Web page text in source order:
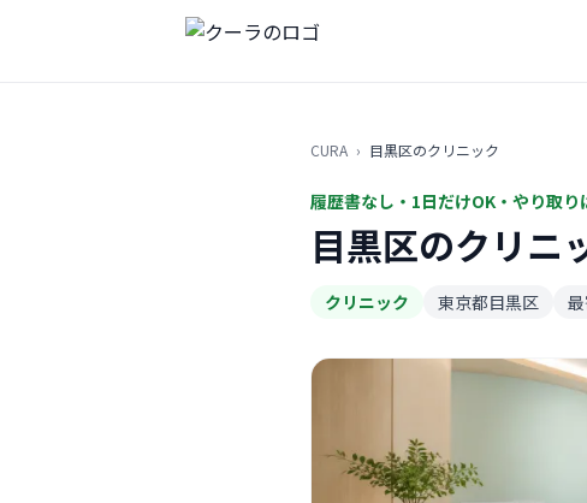
CURA › 目黒区のクリニック
履歴書なし・1日だけOK・やり取
目黒区のクリニ
クリニック 東京都目黒区